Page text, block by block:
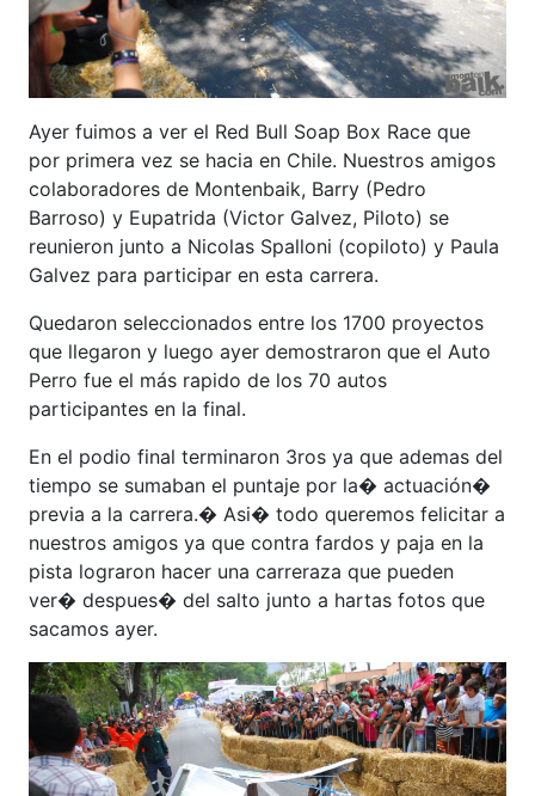
Ayer fuimos a ver el Red Bull Soap Box Race que
por primera vez se hacia en Chile. Nuestros amigos
colaboradores de Montenbaik, Barry (Pedro
Barroso) y Eupatrida (Victor Galvez, Piloto) se
reunieron junto a Nicolas Spalloni (copiloto) y Paula
Galvez para participar en esta carrera.
Quedaron seleccionados entre los 1700 proyectos
que llegaron y luego ayer demostraron que el Auto
Perro fue el más rapido de los 70 autos
participantes en la final.
En el podio final terminaron 3ros ya que ademas del
tiempo se sumaban el puntaje por la� actuación�
previa a la carrera.� Asi� todo queremos felicitar a
nuestros amigos ya que contra fardos y paja en la
pista lograron hacer una carreraza que pueden
ver� despues� del salto junto a hartas fotos que
sacamos ayer.